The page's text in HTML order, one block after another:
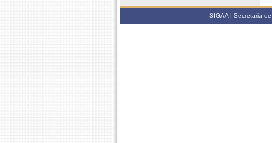
SIGAA | Secretaria